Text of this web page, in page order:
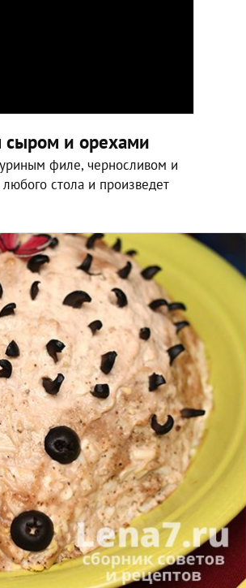
сыром и орехами
филе, черносливом и
стола и произведет